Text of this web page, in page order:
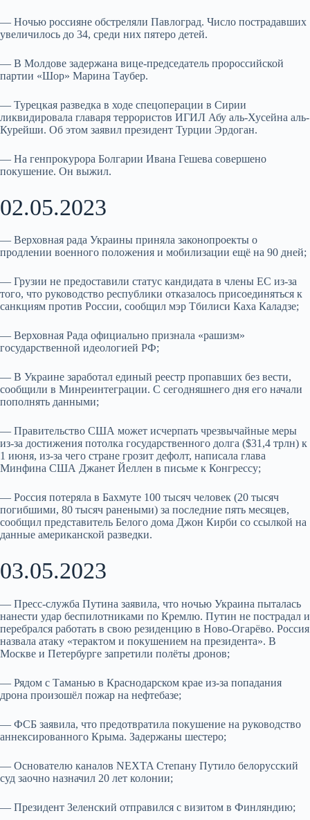
— Ночью россияне обстреляли Павлоград. Число пострадавших
увеличилось до 34, среди них пятеро детей.
— В Молдове задержана вице-председатель пророссийской
партии «Шор» Марина Таубер.
— Турецкая разведка в ходе спецоперации в Сирии
ликвидировала главаря террористов ИГИЛ Абу аль-Хусейна аль-
Курейши. Об этом заявил президент Турции Эрдоган.
— На генпрокурора Болгарии Ивана Гешева совершено
покушение. Он выжил.
02.05.2023
— Верховная рада Украины приняла законопроекты о
продлении военного положения и мобилизации ещё на 90 дней;
— Грузии не предоставили статус кандидата в члены ЕС из-за
того, что руководство республики отказалось присоединяться к
санкциям против России, сообщил мэр Тбилиси Каха Каладзе;
— Верховная Рада официально признала «рашизм»
государственной идеологией РФ;
— В Украине заработал единый реестр пропавших без вести,
сообщили в Минреинтеграции. С сегодняшнего дня его начали
пополнять данными;
— Правительство США может исчерпать чрезвычайные меры
из-за достижения потолка государственного долга ($31,4 трлн) к
1 июня, из-за чего стране грозит дефолт, написала глава
Минфина США Джанет Йеллен в письме к Конгрессу;
— Россия потеряла в Бахмуте 100 тысяч человек (20 тысяч
погибшими, 80 тысяч ранеными) за последние пять месяцев,
сообщил представитель Белого дома Джон Кирби со ссылкой на
данные американской разведки.
03.05.2023
— Пресс-служба Путина заявила, что ночью Украина пыталась
нанести удар беспилотниками по Кремлю. Путин не пострадал и
перебрался работать в свою резиденцию в Ново-Огарёво. Россия
назвала атаку «терактом и покушением на президента». В
Москве и Петербурге запретили полёты дронов;
— Рядом с Таманью в Краснодарском крае из-за попадания
дрона произошёл пожар на нефтебазе;
— ФСБ заявила, что предотвратила покушение на руководство
аннексированного Крыма. Задержаны шестеро;
— Основателю каналов NEXTA Степану Путило белорусский
суд заочно назначил 20 лет колонии;
— Президент Зеленский отправился с визитом в Финляндию;